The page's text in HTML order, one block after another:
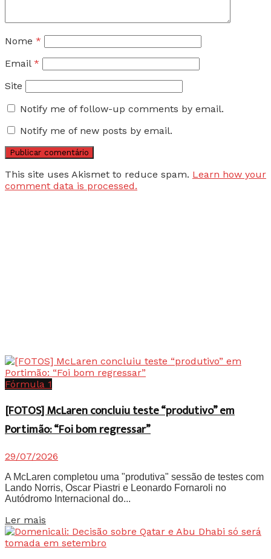
Nome *
Email *
Site
Notify me of follow-up comments by email.
Notify me of new posts by email.
This site uses Akismet to reduce spam. Learn how your
comment data is processed.
Fórmula 1
[FOTOS] McLaren concluiu teste “produtivo” em
Portimão: “Foi bom regressar”
29/07/2026
A McLaren completou uma "produtiva" sessão de testes com
Lando Norris, Oscar Piastri e Leonardo Fornaroli no
Autódromo Internacional do...
Ler mais